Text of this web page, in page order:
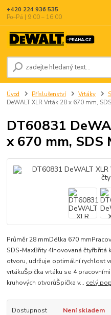
+420 224 936 535
Po–Pá | 9:00 – 16:00
Úvod Příslušenství Vrtáky
DeWALT XLR Vrták 28 x 670 mm,
DT60831
x 670 mm,
Průměr 28 mmDélka 670
SDS-MaxBřity 4Inovovaná
otvoru, udržuje optimální rychlost
vrtákuŠpička vrtáku se 4
kruhových otvorůŠpička v... celý
Dostupnost Není skladem